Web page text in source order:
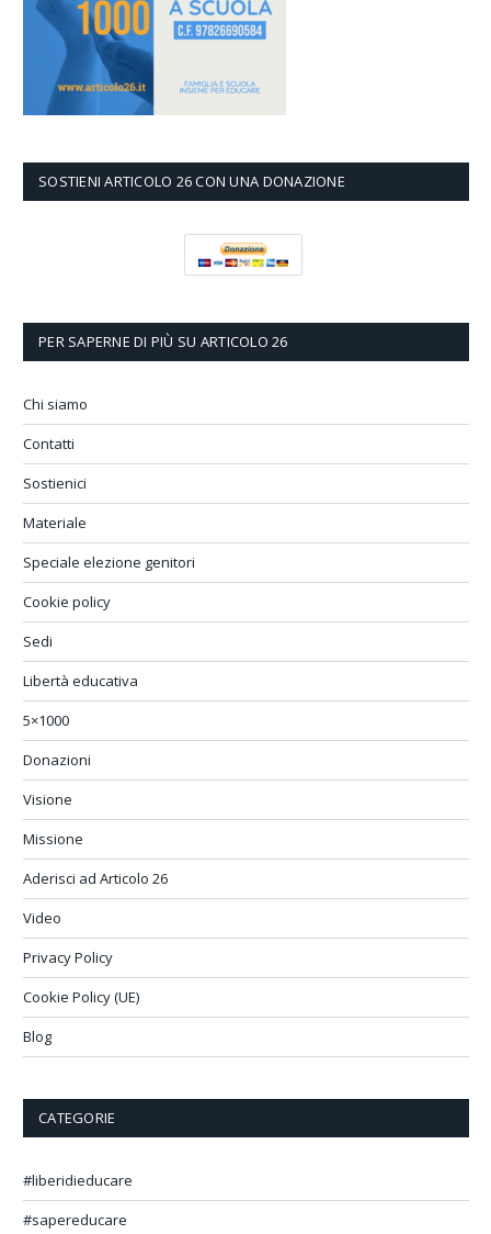
SOSTIENI ARTICOLO 26 CON UNA DONAZIONE
PER SAPERNE DI PIÙ SU ARTICOLO 26
Chi siamo
Contatti
Sostienici
Materiale
Speciale elezione genitori
Cookie policy
Sedi
Libertà educativa
5×1000
Donazioni
Visione
Missione
Aderisci ad Articolo 26
Video
Privacy Policy
Cookie Policy (UE)
Blog
CATEGORIE
#liberidieducare
#sapereducare